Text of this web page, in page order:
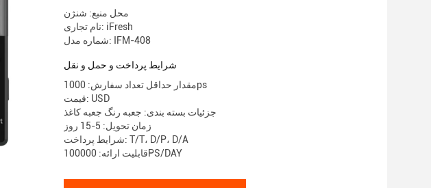
محل منبع: شنژن
نام تجاری: iFresh
شماره مدل: IFM-408
شرایط پرداخت و حمل و نقل
مقدار حداقل تعداد سفارش: 1000ps
قیمت: USD
جزئیات بسته بندی: جعبه رنگ جعبه کاغذ
زمان تحویل: 5-15 روز
شرایط پرداخت: T/T، D/P، D/A
قابلیت ارائه: 100000PS/DAY